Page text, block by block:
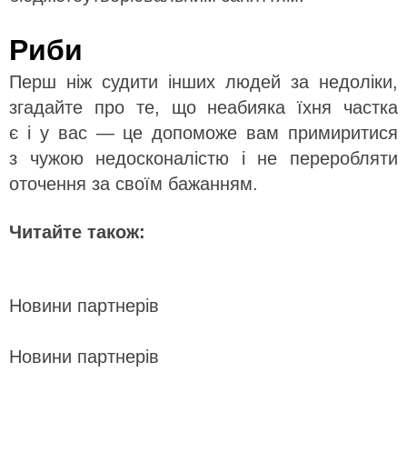
Риби
Перш ніж судити інших людей за недоліки,
згадайте про те, що неабияка їхня частка
є і у вас — це допоможе вам примиритися
з чужою недосконалістю і не переробляти
оточення за своїм бажанням.
Читайте також:
Новини партнерів
Новини партнерів